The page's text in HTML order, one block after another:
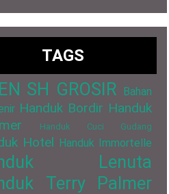
TAGS
SH GROSIR Bahan
Handuk Bordir Handuk
Handuk Cuci Gudang
Hotel Handuk Immortelle
Lenuta
Terry Palmer